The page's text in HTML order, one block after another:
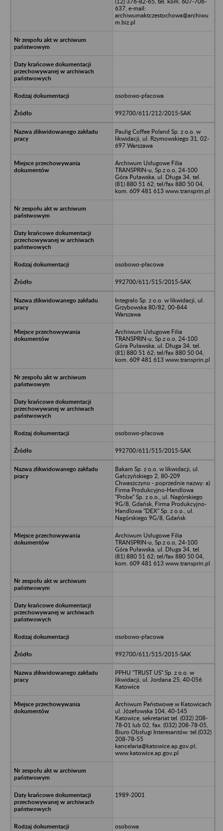
637, e-mail:
archiwumaktczestochowa@archiwu
m.biz.pl
osobowo-płacowa
992700/611/212/2015-SAK
Paulig Coffee Poland Sp. z o.o. w
likwidacji, ul. Rzymowskiego 31, 02-
697 Warszawa
Archiwum Usługowe Filia
TRANSPRIN-u, Sp.z o.o, 24-100
Góra Puławska, ul. Długa 34, tel.
(81) 880 51 62; tel/fax 880 50 04,
kom. 609 481 613 www.transprin.pl
osobowo-płacowa
992700/611/515/2015-SAK
Integralo Sp. z o.o. w likwidacji, ul.
Grzybowska 80/82, 00-844
Warszawa
Archiwum Usługowe Filia
TRANSPRIN-u, Sp.z o.o, 24-100
Góra Puławska, ul. Długa 34, tel.
(81) 880 51 62; tel/fax 880 50 04,
kom. 609 481 613 www.transprin.pl
osobowo-płacowa
992700/611/515/2015-SAK
Bakam Sp. z o.o. w likwidacji, ul.
Gałczyńskiego 2, 80-209
Chwaszczyno - poprzednie nazwy: a)
Firma Produkcyjno-Handlowa
"Probe" Sp. z o.o., ul. Nagórskiego
9G/8, Gdańsk, Firma Produkcyjno-
Handlowa "DEX" Sp. z o.o., ul.
Nagórskiego 9G/8, Gdańsk
Archiwum Usługowe Filia
TRANSPRIN-u, Sp.z o.o, 24-100
Góra Puławska, ul. Długa 34, tel.
(81) 880 51 62; tel/fax 880 50 04,
kom. 609 481 613 www.transprin.pl
osobowo-płacowa
992700/611/515/2015-SAK
PPHU "TRUST US" Sp. z o.o. w
likwidacji, ul. Jordana 25, 40-056
Katowice
Archiwum Państwowe w Katowicach
ul. Józefowska 104, 40-145
Katowice, sekretariat tel. (032) 208-
78-01 lub 02, fax. (032) 208-78-05,
Biuro Obsługi Interesantów: tel.(032)
208-78-55
kancelaria@katowice.ap.gov.pl;
www.katowice.ap.gov.pl
1989-2001
osobowa